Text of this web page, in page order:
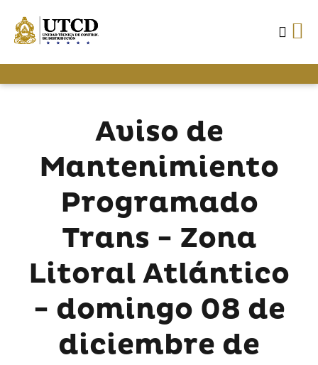
Aviso de
Mantenimiento
Programado
Trans - Zona
Litoral Atlántico
- domingo 08 de
diciembre de